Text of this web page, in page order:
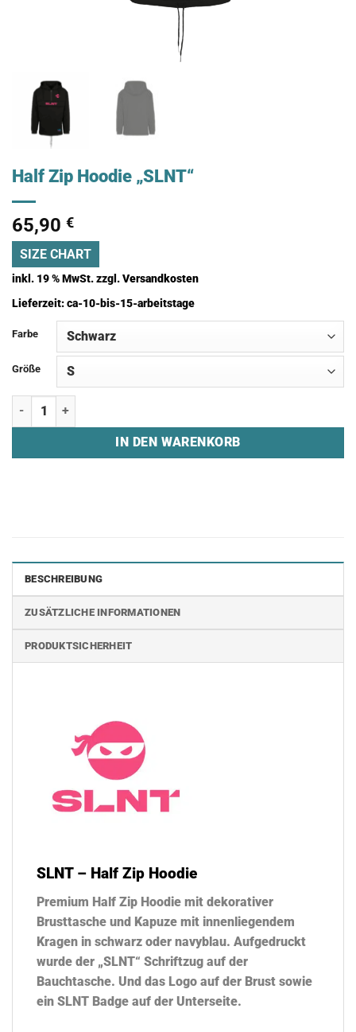
Half Zip Hoodie „SLNT“
65,90 €
SIZE CHART
inkl. 19 % MwSt.zzgl.Versandkosten
Lieferzeit:ca-10-bis-15-arbeitstage
Farbe
Größe
Half Zip Hoodie "SLNT" Menge
IN DEN WARENKORB
BESCHREIBUNG
ZUSÄTZLICHE INFORMATIONEN
PRODUKTSICHERHEIT
SLNT – Half Zip Hoodie
Premium Half Zip Hoodie mit dekorativer
Brusttasche und Kapuze mit innenliegendem
Kragen in schwarz oder navyblau. Aufgedruckt
wurde der „SLNT“ Schriftzug auf der
Bauchtasche. Und das Logo auf der Brust sowie
ein SLNT Badge auf der Unterseite.